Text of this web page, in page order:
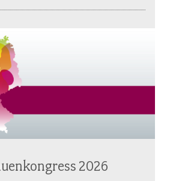
2026